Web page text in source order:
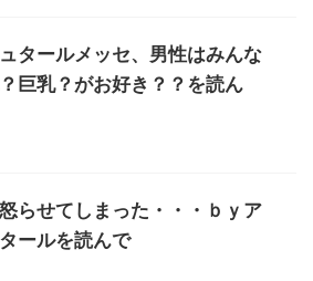
タールメッセ、男性はみんな
巨乳？がお好き？？を読ん
らせてしまった・・・ｂｙア
ールを読んで